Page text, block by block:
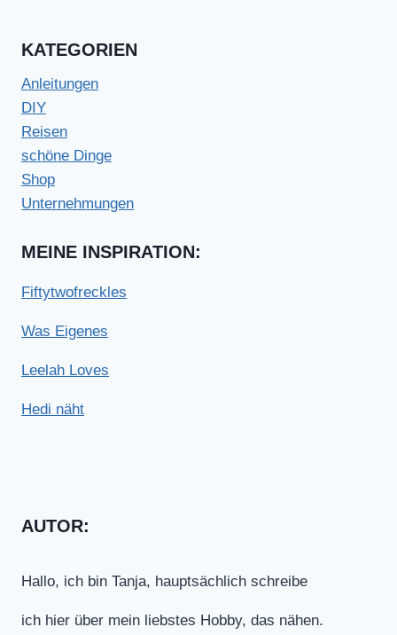
KATEGORIEN
Anleitungen
DIY
Reisen
schöne Dinge
Shop
Unternehmungen
MEINE INSPIRATION:
Fiftytwofreckles
Was Eigenes
Leelah Loves
Hedi näht
AUTOR:
Hallo, ich bin Tanja, hauptsächlich schreibe
ich hier über mein liebstes Hobby, das nähen.